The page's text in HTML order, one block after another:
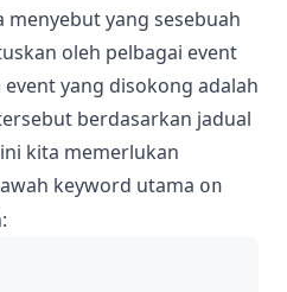
menyebut yang sesebuah
oleh pelbagai event
yang disokong adalah
berdasarkan jadual
kita memerlukan
keyword utama on